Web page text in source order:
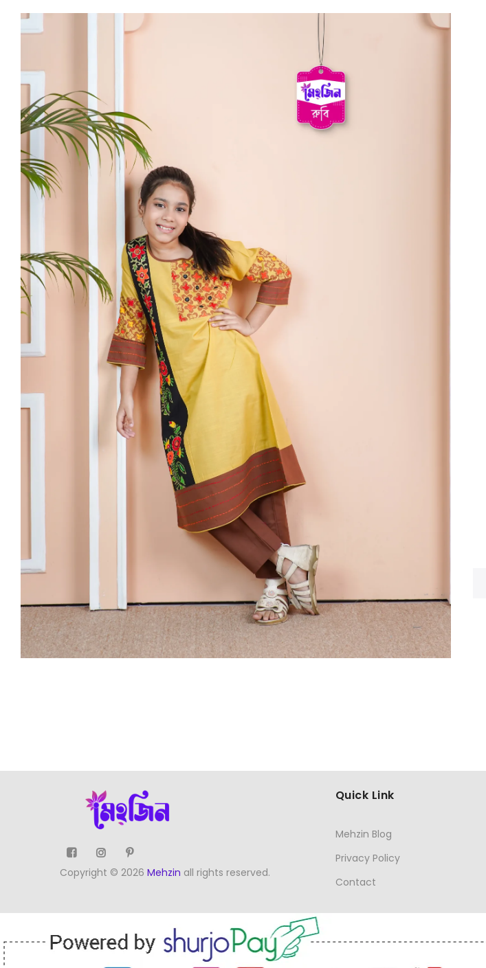
Copyright © 2026 Mehzin all rights reserved.
Quick Link
Mehzin Blog
Privacy Policy
Contact